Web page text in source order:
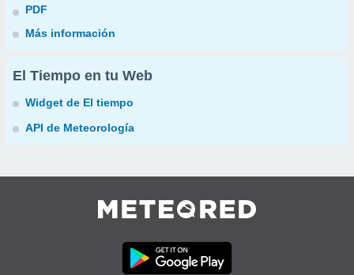
PDF
Más información
El Tiempo en tu Web
Widget de El tiempo
API de Meteorología